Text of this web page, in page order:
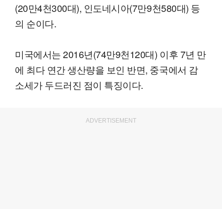
(20만4천300대), 인도네시아(7만9천580대) 등
의 순이다.
미국에서는 2016년(74만9천120대) 이후 7년 만
에 최다 연간 생산량을 보인 반면, 중국에서 감
소세가 두드러진 점이 특징이다.
ADVERTISEMENT